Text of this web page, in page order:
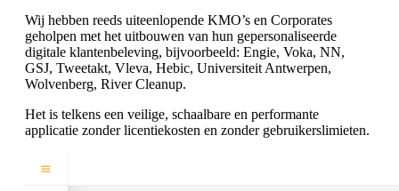
Wij hebben reeds uiteenlopende KMO’s en Corporates
geholpen met het uitbouwen van hun gepersonaliseerde
digitale klantenbeleving, bijvoorbeeld: Engie, Voka, NN,
GSJ, Tweetakt, Vleva, Hebic, Universiteit Antwerpen,
Wolvenberg, River Cleanup.
Het is telkens een veilige, schaalbare en performante
applicatie zonder licentiekosten en zonder gebruikerslimieten.